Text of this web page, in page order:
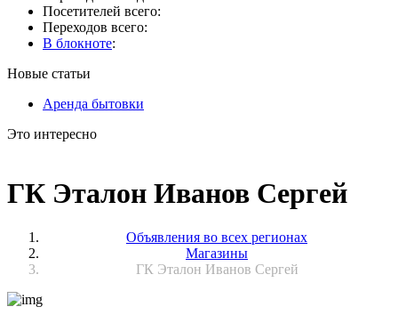
Посетителей всего:
Переходов всего:
В блокноте:
Новые статьи
Аренда бытовки
Это интересно
ГК Эталон Иванов Сергей
Объявления во всех регионах
Магазины
ГК Эталон Иванов Сергей